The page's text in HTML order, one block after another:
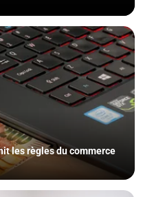
les règles du commerce